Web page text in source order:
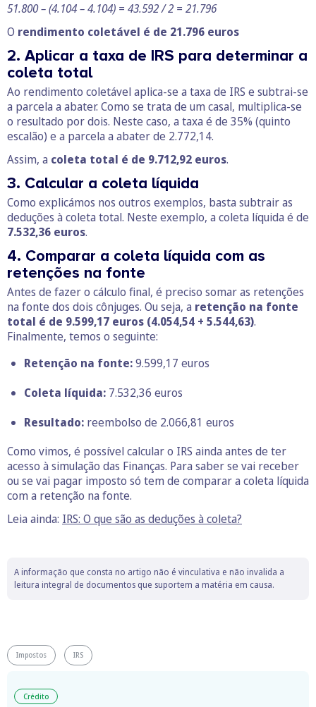
51.800 – (4.104 – 4.104) = 43.592 / 2 = 21.796
O rendimento coletável é de 21.796 euros
2. Aplicar a taxa de IRS para determinar a
coleta total
Ao rendimento coletável aplica-se a taxa de IRS e subtrai-se
a parcela a abater. Como se trata de um casal, multiplica-se
o resultado por dois. Neste caso, a taxa é de 35% (quinto
escalão) e a parcela a abater de 2.772,14.
Assim, a coleta total é de 9.712,92 euros.
3. Calcular a coleta líquida
Como explicámos nos outros exemplos, basta subtrair as
deduções à coleta total. Neste exemplo, a coleta líquida é de
7.532,36 euros.
4. Comparar a coleta líquida com as
retenções na fonte
Antes de fazer o cálculo final, é preciso somar as retenções
na fonte dos dois cônjuges. Ou seja, a retenção na fonte
total é de 9.599,17 euros (4.054,54 + 5.544,63).
Finalmente, temos o seguinte:
Retenção na fonte:9.599,17 euros
Coleta líquida: 7.532,36 euros
Resultado: reembolso de 2.066,81 euros
Como vimos, é possível calcular o IRS ainda antes de ter
acesso à simulação das Finanças. Para saber se vai receber
ou se vai pagar imposto só tem de comparar a coleta líquida
com a retenção na fonte.
Leia ainda: IRS: O que são as deduções à coleta?
A informação que consta no artigo não é vinculativa e não invalida a
leitura integral de documentos que suportem a matéria em causa.
Impostos IRS
Crédito